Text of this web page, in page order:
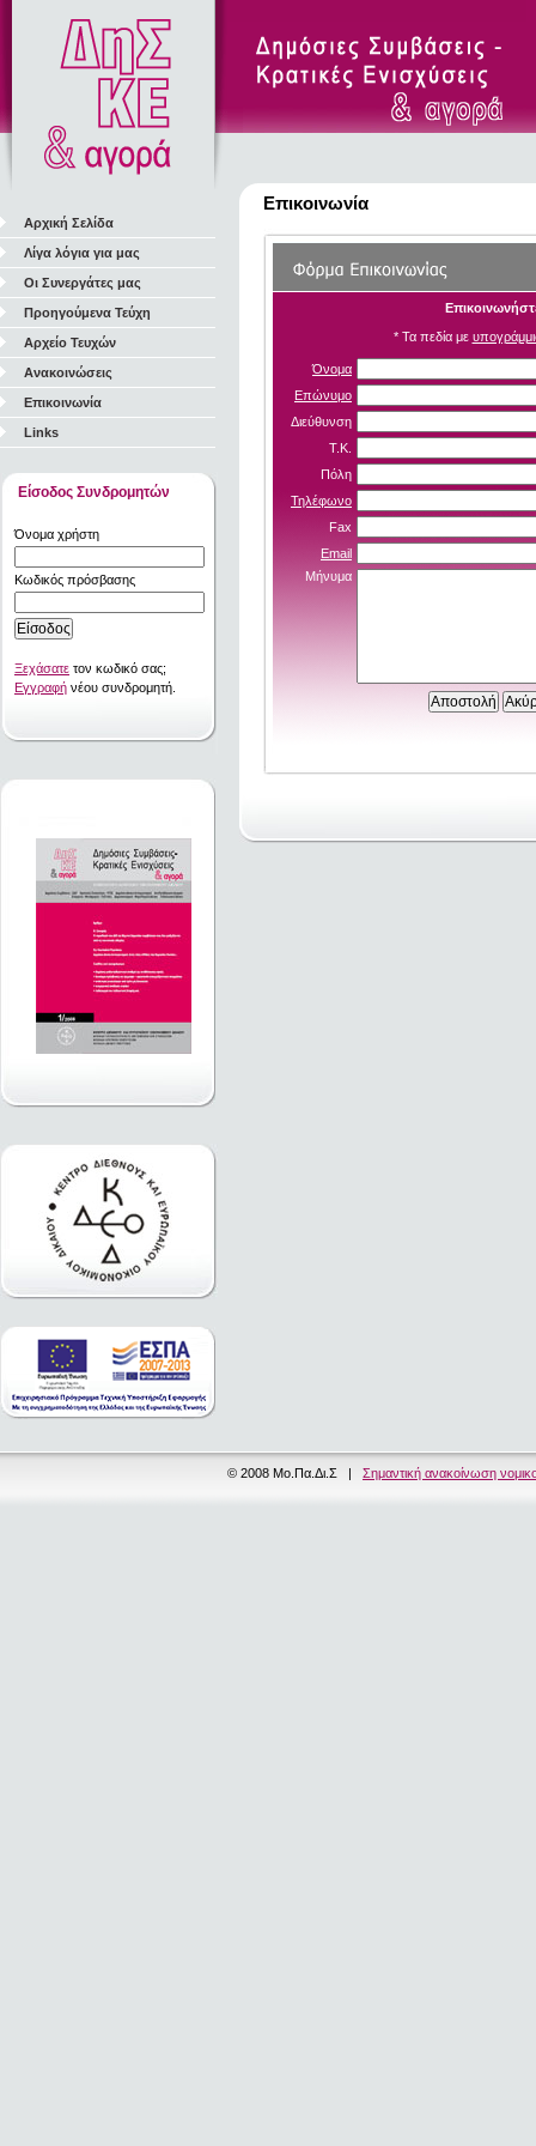
Αρχική Σελίδα
Λίγα λόγια για μας
Οι Συνεργάτες μας
Προηγούμενα Τεύχη
Αρχείο Τευχών
Ανακοινώσεις
Επικοινωνία
Links
Είσοδος Συνδρομητών
Όνομα χρήστη
Κωδικός πρόσβασης
Ξεχάσατε τον κωδικό σας;
Εγγραφή νέου συνδρομητή.
Επικοινωνία
* Τα πεδία με
Όνομα
Επώνυμο
Διεύθυνση
Τ.Κ.
Πόλη
Τηλέφωνο
Fax
Email
Μήνυμα
© 2008 Μο.Πα.Δι.Σ | Σημαντική ανακοίνωση